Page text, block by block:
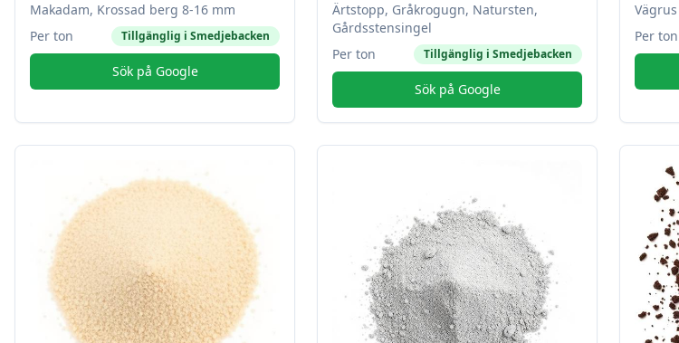
Makadam, Krossad berg 8-16 mm
Per ton
Tillgänglig i Smedjebacken
Sök på Google
Ärtstopp, Gråkrogugn, Natursten,
Gårdsstensingel
Per ton
Tillgänglig i Smedjebacken
Sök på Google
Per ton